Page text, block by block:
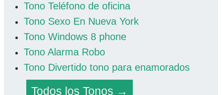
Tono Teléfono de oficina
Tono Sexo En Nueva York
Tono Windows 8 phone
Tono Alarma Robo
Tono Divertido tono para enamorados
Todos los Tonos →